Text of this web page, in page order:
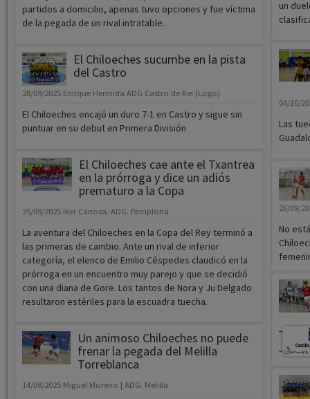
partidos a domicilio, apenas tuvo opciones y fue víctima
de la pegada de un rival intratable.
El Chiloeches sucumbe en la pista
del Castro
28/09/2025 Enrique Hermida ADG Castro de Rei (Lugo)
El Chiloeches encajó un duro 7-1 en Castro y sigue sin
puntuar en su debut en Primera División
El Chiloeches cae ante el Txantrea
en la prórroga y dice un adiós
prematuro a la Copa
25/09/2025 Iker Canosa. ADG. Pamplona
La aventura del Chiloeches en la Copa del Rey terminó a
las primeras de cambio. Ante un rival de inferior
categoría, el elenco de Emilio Céspedes claudicó en la
prórroga en un encuentro muy parejo y que se decidió
con una diana de Gore. Los tantos de Nora y Ju Delgado
resultaron estériles para la escuadra tuecha.
Un animoso Chiloeches no puede
frenar la pegada del Melilla
Torreblanca
14/09/2025 Miguel Moreno | ADG. Melilla
un
04/10/
Las
26/09/
No